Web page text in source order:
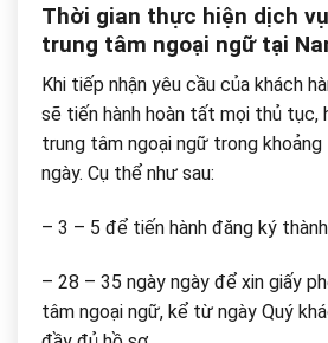
Thời gian thực hiện dịch
trung tâm ngoại ngữ tại
Khi tiếp nhận yêu cầu của khách
sẽ tiến hành hoàn tất mọi thủ tục,
trung tâm ngoại ngữ trong khoảng
ngày. Cụ thể như sau:
– 3 – 5 để tiến hành đăng ký
– 28 – 35 ngày ngày để xin giấy
tâm ngoại ngữ, kể từ ngày Quý